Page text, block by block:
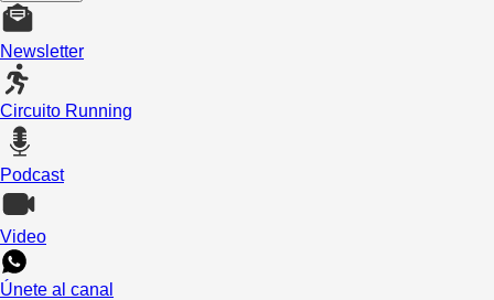
Newsletter
Circuito Running
Podcast
Video
Únete al canal